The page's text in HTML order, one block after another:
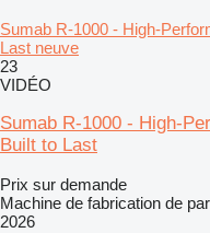
Sumab R-1000 - High-
Last neuve
23
VIDÉO
Sumab R-1000 - High-
Built to Last
Prix sur demande
Machine de fabrication de
2026